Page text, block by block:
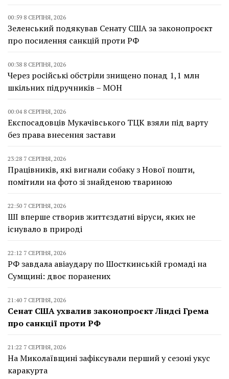
00:59 8 СЕРПНЯ, 2026
Зеленський подякував Сенату США за законопроєкт
про посилення санкцій проти РФ
00:38 8 СЕРПНЯ, 2026
Через російські обстріли знищено понад 1,1 млн
шкільних підручників – МОН
00:04 8 СЕРПНЯ, 2026
Експосадовців Мукачівського ТЦК взяли під варту
без права внесення застави
23:28 7 СЕРПНЯ, 2026
Працівників, які вигнали собаку з Нової пошти,
помітили на фото зі знайденою твариною
22:50 7 СЕРПНЯ, 2026
ШІ вперше створив життєздатні віруси, яких не
існувало в природі
22:12 7 СЕРПНЯ, 2026
РФ завдала авіаудару по Шосткинській громаді на
Сумщині: двоє поранених
21:40 7 СЕРПНЯ, 2026
Сенат США ухвалив законопроєкт Ліндсі Грема
про санкції проти РФ
21:22 7 СЕРПНЯ, 2026
На Миколаївщині зафіксували перший у сезоні укус
каракурта